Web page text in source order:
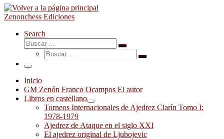
Zenonchess Ediciones
Search
Buscar
Buscar
Buscar
Buscar
Menú
Inicio
GM Zenón Franco Ocampos El autor
Libros en castellano
Torneos Internacionales de Ajedrez Clarín Tomo I:
1978-1979
Ajedrez de Ataque en el siglo XXI
El ajedrez original de Ljubojevic